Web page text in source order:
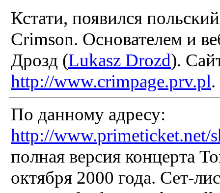
Кстати, появился
Crimson. Основателем и
Дрозд (Lukasz Drozd).
http://www.crimpage.prv.pl
По данному адресу:
http://www.primeticket.net/
полная версия концерта
октября 2000 года. Сет-